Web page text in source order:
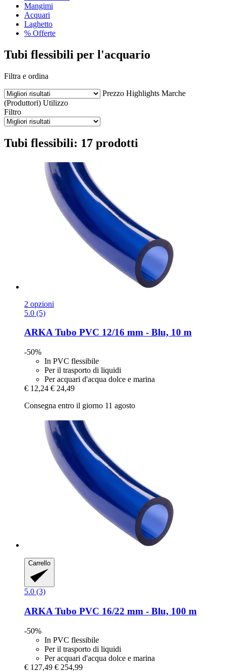
Mangimi
Acquari
Laghetto
% Offerte
Tubi flessibili per l'acquario
Filtra e ordina
Prezzo Highlights Marche
(Produttori) Utilizzo
Filtro
Tubi flessibili: 17 prodotti
2 opzioni
5.0 (5)
ARKATubo PVC 12/16 mm -​ Blu, 10 m
-50%
In PVC flessibile
Per il trasporto di liquidi
Per acquari d'acqua dolce e marina
€ 12,24 € 24,49
Consegna entro il giorno 11 agosto
Carrello
5.0 (3)
ARKA Tubo PVC 16/22 mm -​ Blu, 100 m
-50%
In PVC flessibile
Per il trasporto di liquidi
Per acquari d'acqua dolce e marina
€ 127,49 € 254,99